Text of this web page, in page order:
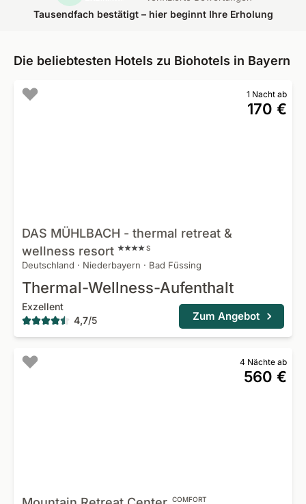
Tausendfach bestätigt – hier beginnt Ihre Erholung
Die beliebtesten Hotels zu Biohotels in Bayern
1 Nacht ab
170 €
DAS MÜHLBACH - thermal retreat &
wellness resort S
Deutschland · Niederbayern · Bad Füssing
Thermal-Wellness-Aufenthalt
Exzellent
4,7/5 Zum Angebot
4 Nächte ab
560 €
COMFORT